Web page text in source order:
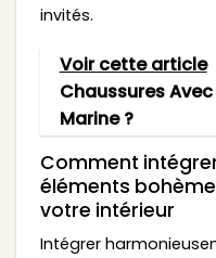
invités.
Voir cette article
Chaussures Avec
Marine ?
Comment
éléments
votre intérieur
Intégrer